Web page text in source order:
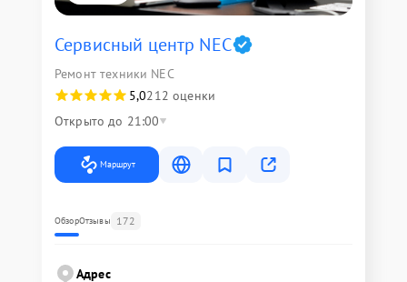
Сервисный центр NEC
Ремонт техники NEC
5,0212 оценки
Открыто до 21:00
Маршрут
ОбзорОтзывы 172
Адрес